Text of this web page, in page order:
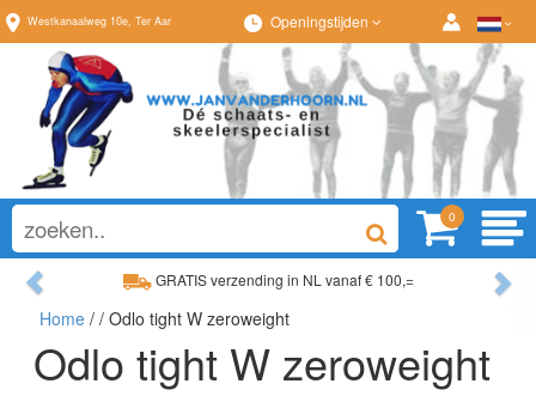
Westkanaalweg 10e, Ter Aar Openingstijden
0
GRATIS verzending in NL vanaf € 100,=
Ruim assortiment, altijd wat naar wens!
Previous
Home / / Odlo tight W zeroweight
Odlo tight W zeroweight